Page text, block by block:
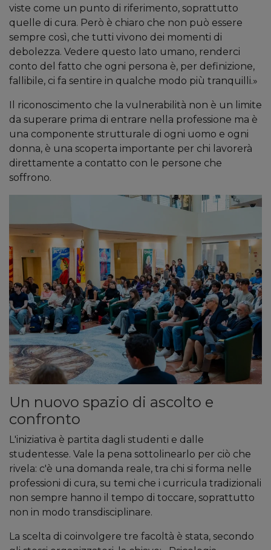
viste come un punto di riferimento, soprattutto
quelle di cura. Però è chiaro che non può essere
sempre così, che tutti vivono dei momenti di
debolezza. Vedere questo lato umano, renderci
conto del fatto che ogni persona è, per definizione,
fallibile, ci fa sentire in qualche modo più tranquilli.»
Il riconoscimento che la vulnerabilità non è un limite
da superare prima di entrare nella professione ma è
una componente strutturale di ogni uomo e ogni
donna, è una scoperta importante per chi lavorerà
direttamente a contatto con le persone che
soffrono.
Un nuovo spazio di ascolto e
confronto
L'iniziativa è partita dagli studenti e dalle
studentesse. Vale la pena sottolinearlo per ciò che
rivela: c'è una domanda reale, tra chi si forma nelle
professioni di cura, su temi che i curricula tradizionali
non sempre hanno il tempo di toccare, soprattutto
non in modo transdisciplinare.
La scelta di coinvolgere tre facoltà è stata, secondo